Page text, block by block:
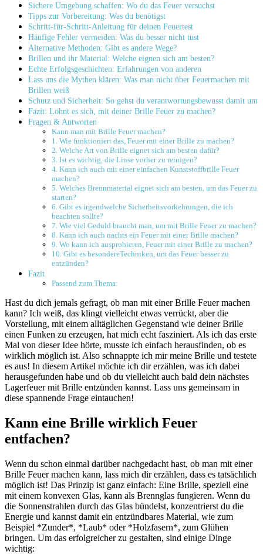
Sichere Umgebung schaffen: Wo du das Feuer versuchst
Tipps zur Vorbereitung: Was du ‌benötigst
Schritt-für-Schritt-Anleitung für ​deinen Feuertest
Häufige Fehler vermeiden: Was du besser nicht tust
Alternative Methoden: Gibt es andere Wege?
Brillen und ihr Material: Welche eignen sich am‌ besten?
Echte Erfolgsgeschichten: Erfahrungen von anderen
Lass uns ​die Mythen klären: Was man nicht über Feuermachen mit
Brillen weiß
Schutz und Sicherheit: So gehst du⁣ verantwortungsbewusst damit um
Fazit: Lohnt⁢ es sich, mit deiner ⁢Brille Feuer zu machen?
Fragen & Antworten
Kann man mit Brille Feuer machen?
1. Wie funktioniert das, Feuer ⁣mit ​einer Brille⁤ zu machen?
2. Welche Art von Brille eignet sich am besten⁢ dafür?
3. Ist es wichtig, die Linse vorher zu reinigen?
4. Kann ich auch mit einer einfachen Kunststoffbrille Feuer
machen?
5. Welches Brennmaterial eignet sich am besten, um das Feuer zu
starten?
6. Gibt es irgendwelche Sicherheitsvorkehrungen, die ich⁣
beachten⁣ sollte?
7.⁤ Wie viel Geduld braucht man, um mit‍ Brille Feuer zu machen?
8. Kann ich auch nachts ein Feuer mit einer Brille machen?
9. Wo kann ich ausprobieren, Feuer ​mit einer Brille zu machen?
10. Gibt es besondereTechniken, um das Feuer besser zu
entzünden?
Fazit
Passend zum Thema:
Hast du dich jemals gefragt, ob man mit einer Brille Feuer machen
kann? Ich weiß, das klingt vielleicht etwas verrückt, aber ​die
Vorstellung, mit einem alltäglichen Gegenstand wie deiner Brille
einen Funken zu erzeugen, hat mich echt fasziniert. Als ich das erste
Mal⁣ von ⁢dieser Idee hörte, musste ich einfach herausfinden, ob es
wirklich möglich ist. Also schnappte ich mir meine Brille und testete
es aus! In diesem ‍Artikel möchte ich dir erzählen, was ich dabei
herausgefunden habe und ob du vielleicht auch bald dein nächstes
Lagerfeuer mit Brille entzünden kannst. Lass uns gemeinsam in
diese spannende Frage eintauchen!
Kann eine Brille wirklich ‍Feuer
entfachen?
Wenn du schon einmal darüber nachgedacht​ hast, ob man ‌mit einer
Brille Feuer machen kann, lass mich dir ⁤erzählen, dass es tatsächlich
möglich ist!‌ Das ‌Prinzip⁢ ist ganz einfach: Eine Brille, speziell eine
mit einem konvexen Glas, kann als Brennglas fungieren.⁤ Wenn du
die Sonnenstrahlen durch das Glas bündelst, ‍konzentrierst du die
Energie und kannst damit ‍ein entzündbares Material, wie zum
Beispiel *Zunder*, *Laub* oder​ *Holzfasern*,⁤ zum‍ Glühen
bringen. Um das erfolgreicher zu gestalten, sind einige⁣ Dinge
wichtig: